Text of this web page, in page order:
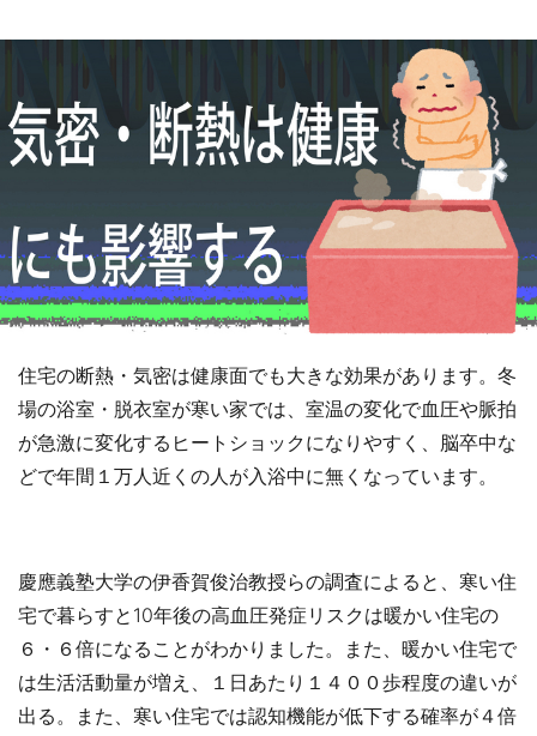
住宅の断熱・気密は健康面でも大きな効果があります。冬
場の浴室・脱衣室が寒い家では、室温の変化で血圧や脈拍
が急激に変化するヒートショックになりやすく、脳卒中な
どで年間１万人近くの人が入浴中に無くなっています。
慶應義塾大学の伊香賀俊治教授らの調査によると、寒い住
宅で暮らすと10年後の高血圧発症リスクは暖かい住宅の
６・６倍になることがわかりました。また、暖かい住宅で
は生活活動量が増え、１日あたり１４００歩程度の違いが
出る。また、寒い住宅では認知機能が低下する確率が４倍